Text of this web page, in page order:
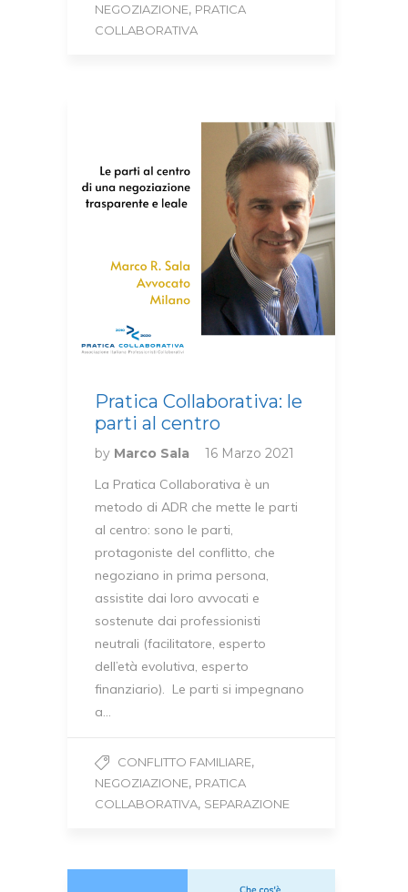
NEGOZIAZIONE, PRATICA
COLLABORATIVA
Pratica Collaborativa: le
parti al centro
by Marco Sala
16 Marzo 2021
La Pratica Collaborativa è un
metodo di ADR che mette le parti
al centro: sono le parti,
protagoniste del conflitto, che
negoziano in prima persona,
assistite dai loro avvocati e
sostenute dai professionisti
neutrali (facilitatore, esperto
dell’età evolutiva, esperto
finanziario). Le parti si impegnano
a…
CONFLITTO FAMILIARE,
NEGOZIAZIONE, PRATICA
COLLABORATIVA, SEPARAZIONE